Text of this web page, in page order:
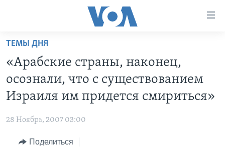
Перейти
основной
контент
Перейти
основной
навигации
Перейти
ГЛАВНОЕ
ПРОГРАММЫ
ИТОГИ
ПОЧЕМУ ЭТО ВАЖНО?
ПРОЕКТЫ
НАША АМЕРИКАНСКАЯ ИСТОРИЯ
А КАК В АМЕРИКЕ?
ИНТЕРВЬЮ
ФАКТЫ ПРОТИВ ФЕЙКОВ
ТЕМЫ ДНЯ
«Арабские страны, наконец,
осознали, что с существованием
Израиля им придется смириться»
28 Ноябрь, 2007 03:00
Поделиться